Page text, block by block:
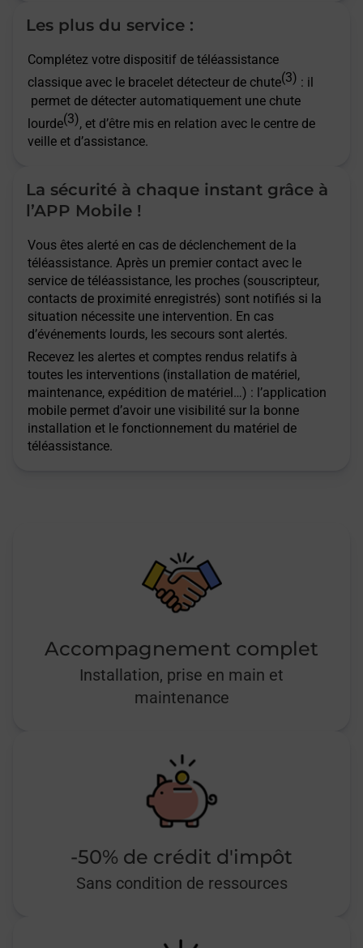
Les plus du service :
Complétez votre dispositif de téléassistance
classique avec le bracelet détecteur de chute(3) : il
permet de détecter automatiquement une chute
lourde(3), et d’être mis en relation avec le centre de
veille et d’assistance.
La sécurité à chaque instant grâce à
l’APP Mobile !
Vous êtes alerté en cas de déclenchement de la
téléassistance. Après un premier contact avec le
service de téléassistance, les proches (souscripteur,
contacts de proximité enregistrés) sont notifiés si la
situation nécessite une intervention. En cas
d’événements lourds, les secours sont alertés.
Recevez les alertes et comptes rendus relatifs à
toutes les interventions (installation de matériel,
maintenance, expédition de matériel…) : l’application
mobile permet d’avoir une visibilité sur la bonne
installation et le fonctionnement du matériel de
téléassistance.
Accompagnement complet
Installation, prise en main et
maintenance
-50% de crédit d'impôt
Sans condition de ressources